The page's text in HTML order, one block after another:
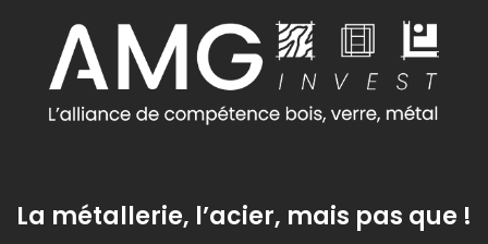
La métallerie, l’acier, mais pas que !